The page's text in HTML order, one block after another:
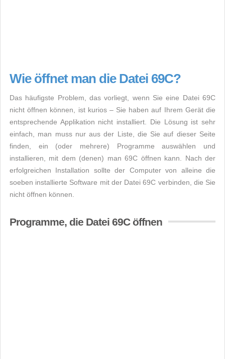
Wie öffnet man die Datei 69C?
Das häufigste Problem, das vorliegt, wenn Sie eine Datei 69C
nicht öffnen können, ist kurios – Sie haben auf Ihrem Gerät die
entsprechende Applikation nicht installiert. Die Lösung ist sehr
einfach, man muss nur aus der Liste, die Sie auf dieser Seite
finden, ein (oder mehrere) Programme auswählen und
installieren, mit dem (denen) man 69C öffnen kann. Nach der
erfolgreichen Installation sollte der Computer von alleine die
soeben installierte Software mit der Datei 69C verbinden, die Sie
nicht öffnen können.
Programme, die Datei 69C öffnen